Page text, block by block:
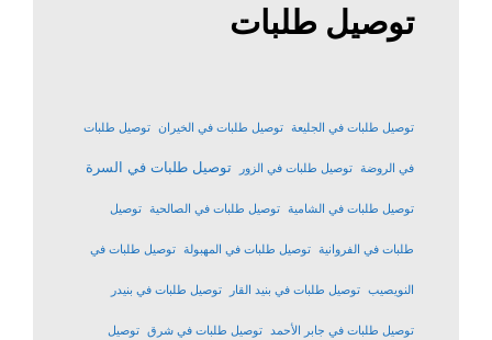
توصيل طلبات
توصيل طلبات في الجليعة توصيل طلبات في الخيران توصيل طلبات
في الروضة توصيل طلبات في الزور توصيل طلبات في السرة
توصيل طلبات في الشامية توصيل طلبات في الصالحية توصيل
طلبات في الفروانية توصيل طلبات في المهبولة توصيل طلبات في
النويصيب توصيل طلبات في بنيد القار توصيل طلبات في بنيدر
توصيل طلبات في جابر الأحمد توصيل طلبات في شرق توصيل